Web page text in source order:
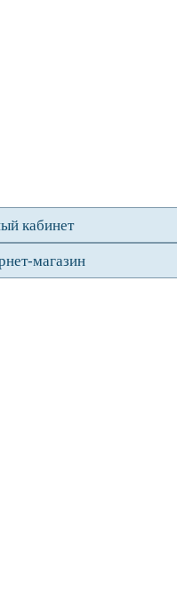
кабинет
магазин